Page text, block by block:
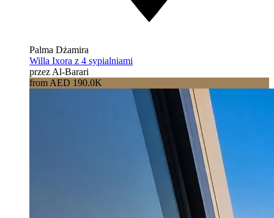
Palma Dżamira
Willa Ixora z 4 sypialniami
przez Al-Barari
from AED 190.0K